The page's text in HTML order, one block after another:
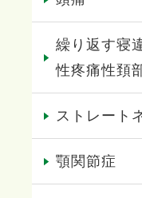
繰り返す寝
性疼痛性頚
ストレート
顎関節症